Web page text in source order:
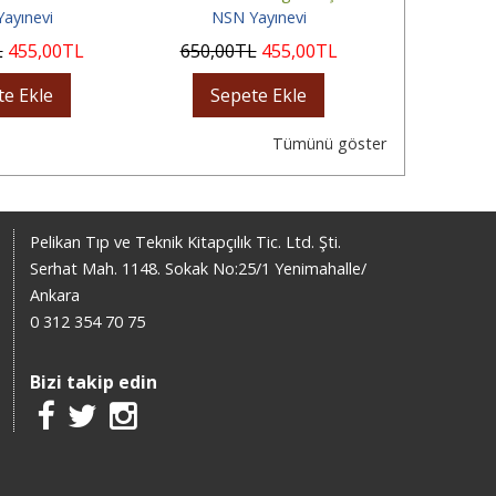
455,00TL
Ekle
NSN Yayınevi
650,00TL 455,00TL
Sepete Ekle
Tümünü göster
Pelikan Tıp ve Teknik Kitapçılık Tic. Ltd. Şti.
Serhat Mah. 1148. Sokak No:25/1 Yenimahalle/
Ankara
0 312 354 70 75
Bizi takip edin